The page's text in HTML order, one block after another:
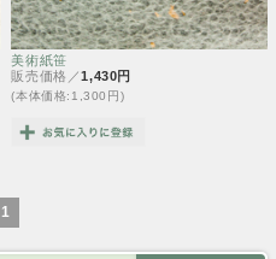
美術紙笹
販売価格／1,430円
(本体価格:1,300円)
1